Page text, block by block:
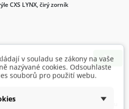
CXS LYNX, čirý zorník
 
Přidat
máčené v latexu s pískovou úpravou
v souladu se zákony na vaše
nazývané cookies. Odsouhlaste
souborů pro použití webu.